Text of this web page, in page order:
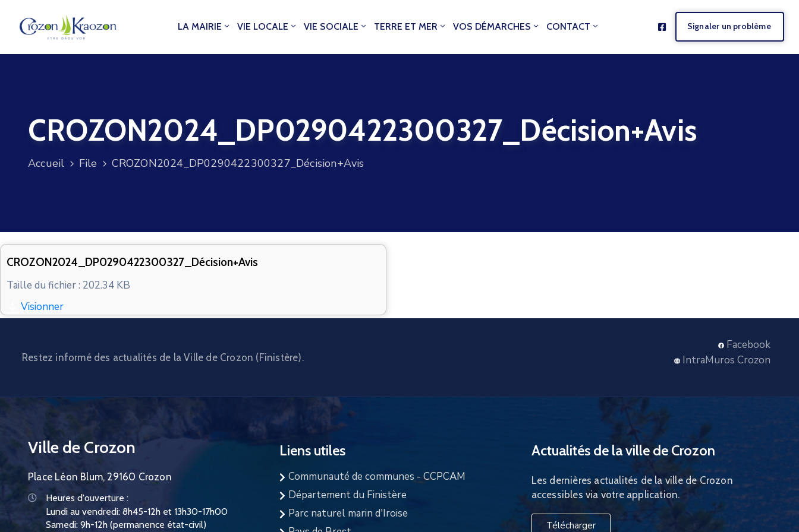
LA MAIRIE VIE LOCALE VIE SOCIALE TERRE ET MER VOS DÉMARCHES CONTACT Signaler un problème
CROZON2024_DP0290422300327_Décision+Avis
Accueil File CROZON2024_DP0290422300327_Décision+Avis
CROZON2024_DP0290422300327_Décision+Avis
Taille du fichier : 202.34 KB
Visionner
Restez informé des actualités de la Ville de Crozon (Finistère).
Facebook
IntraMuros Crozon
Ville de Crozon
Place Léon Blum, 29160 Crozon
Heures d'ouverture :
Lundi au vendredi: 8h45-12h et 13h30-17h00
Samedi: 9h-12h (permanence état-civil)
Liens utiles
Communauté de communes - CCPCAM
Département du Finistère
Parc naturel marin d'Iroise
Actualités de la ville de Crozon
Les dernières actualités de la ville de Crozon
accessibles via votre application.
Télécharger